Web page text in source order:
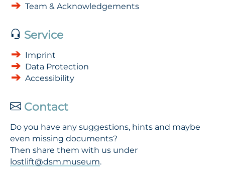
Team & Acknowledgements
Service
Imprint
Data Protection
Accessibility
Contact
Do you have any suggestions, hints and maybe
even missing documents?
Then share them with us under
lostlift@dsm.museum.